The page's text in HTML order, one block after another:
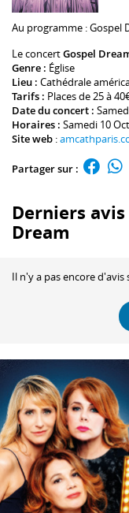
Au programme :Gospel
Le concertGospel
Genre : Église
Lieu : Cathédrale
Tarifs : Places de 25 à
Date du concert :
Horaires : Samedi 10
Site web :
Partager sur :
Derniers
Dream
Il n'y a pas encore d'avis